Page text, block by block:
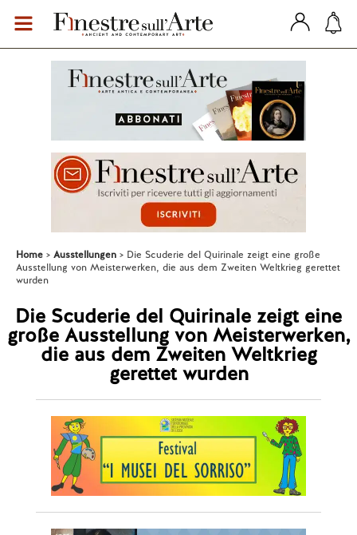
Home Ausstellungen
Die Scuderie del Quirinale zeigt eine große
Ausstellung von Meisterwerken, die aus dem Zweiten Weltkrieg gerettet
wurden
Die Scuderie del Quirinale zeigt eine
große Ausstellung von Meisterwerken,
die aus dem Zweiten Weltkrieg
gerettet wurden